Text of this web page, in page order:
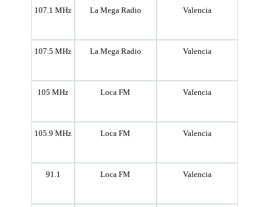
107.1 MHz La Mega Radio Valencia
107.5 MHz La Mega Radio Valencia
105 MHz Loca FM Valencia
105.9 MHz Loca FM Valencia
91.1 Loca FM Valencia